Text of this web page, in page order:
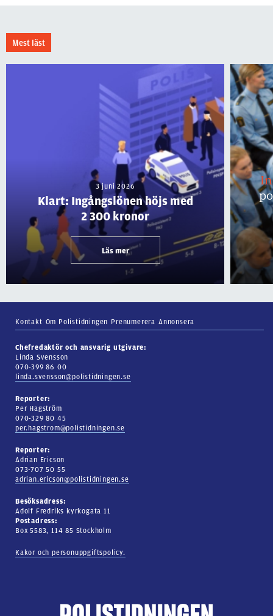
Mest läst
3 juni 2026
Klart: Ingångslönen höjs med
2 300 kronor
Läs mer
Kontakt Om Polistidningen Prenumerera Annonsera
Chefredaktör och ansvarig utgivare:
Linda Svensson
070-399 86 00
linda.svensson@polistidningen.se
Reporter:
Per Hagström
070-329 80 45
per.hagstrom@polistidningen.se
Reporter:
Adrian Ericson
073-707 50 55
adrian.ericson@polistidningen.se
Besöksadress:
Adolf Fredriks kyrkogata 11
Postadress:
Box 5583, 114 85 Stockholm
Kakor och personuppgiftspolicy.